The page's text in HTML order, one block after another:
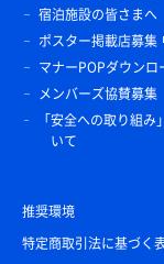
宿泊施設の皆さまへ
ポスター掲載店募集
マナーPOPダウンロ
メンバーズ協賛募集
「安全への取り組み
いて
推奨環境
特定商取引法に基づく